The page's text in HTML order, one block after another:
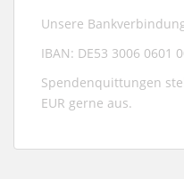
Unsere
IBAN: DE53 3006 0601
Spendenquittungen
EUR gerne aus.